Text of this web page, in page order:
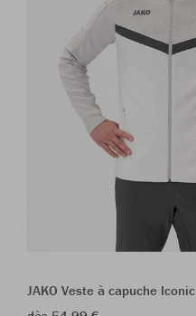
JAKO Veste à capuche Iconic